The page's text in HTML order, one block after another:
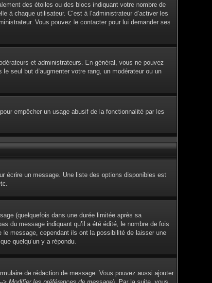
des étoiles ou des blocs indiquant votre nombre de
à chaque utilisateur. C’est à l’administrateur d’activer les
Vous pouvez le contacter pour lui demander ses
et administrateurs. En général, vous ne pouvez
seul but d’augmenter votre rang, un modérateur ou un
empêcher un usage abusif de la fonctionnalité par les
écrire un message. Une liste des options disponibles est
(quelquefois dans une durée limitée après sa
du message indiquant qu’il a été édité, le nombre de fois
le message, cependant ils ont la possibilité de laisser une
quelqu’un y a répondu.
de rédaction de message. Vous pouvez aussi ajouter